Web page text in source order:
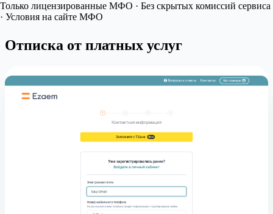
Только лицензированные МФО · Без скрытых комиссий сервиса
· Условия на сайте МФО
Отписка от платных услуг